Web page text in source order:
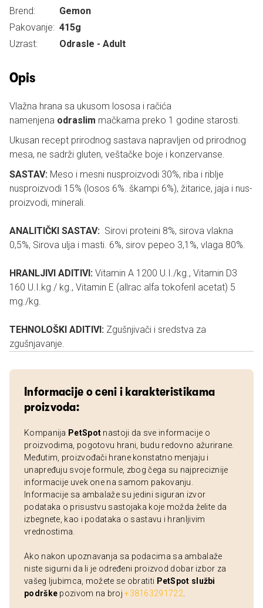
Brend:
Gemon
Pakovanje: 415g
Uzrast:
Odrasle - Adult
Opis
Vlažna hrana sa ukusom lososa i račića
namenjena odraslim mačkama preko 1 godine starosti.
Ukusan recept prirodnog sastava napravljen od prirodnog
mesa, ne sadrži gluten, veštačke boje i konzervanse.
SASTAV: Meso i mesni nusproizvodi 30%, riba i riblje
nusproizvodi 15% (losos 6%. škampi 6%), žitarice, jaja i nus-
proizvodi, minerali.
ANALITIČKI SASTAV: Sirovi proteini 8%, sirova vlakna
0,5%, Sirova ulja i masti. 6%, sirov pepeo 3,1%, vlaga 80%.
HRANLJIVI ADITIVI: Vitamin A 1200 U.I./kg., Vitamin D3
160 U.I.kg / kg., Vitamin E (allrac alfa tokoferil acetat) 5
mg./kg.
TEHNOLOŠKI ADITIVI: Zgušnjivači i sredstva za
zgušnjavanje.
Informacije o ceni i karakteristikama
proizvoda:
Kompanija PetSpot nastoji da sve informacije o
proizvodima, pogotovu hrani, budu redovno ažurirane.
Međutim, proizvođači hrane konstatno menjaju i
unapređuju svoje formule, zbog čega su najpreciznije
informacije uvek one na samom pakovanju.
Informacije sa ambalaže su jedini siguran izvor
podataka o prisustvu sastojaka koje možda želite da
izbegnete, kao i podataka o sastavu i hranljivim
vrednostima.
Ako nakon upoznavanja sa podacima sa ambalaže
niste sigurni da li je određeni proizvod dobar izbor za
vašeg ljubimca, možete se obratiti PetSpot službi
podrške pozivom na broj+38163291722